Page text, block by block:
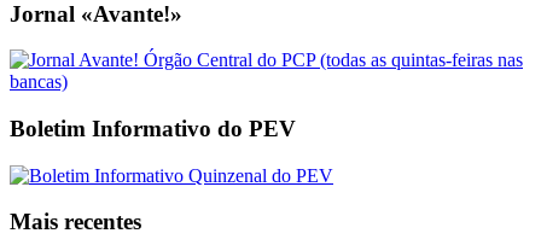
Jornal «Avante!»
Boletim Informativo do PEV
Mais recentes